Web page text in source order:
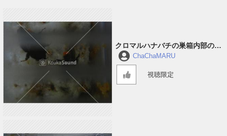
クロマルハナバチの巣箱内部の音
#3
ChaChaMARU
視聴限定